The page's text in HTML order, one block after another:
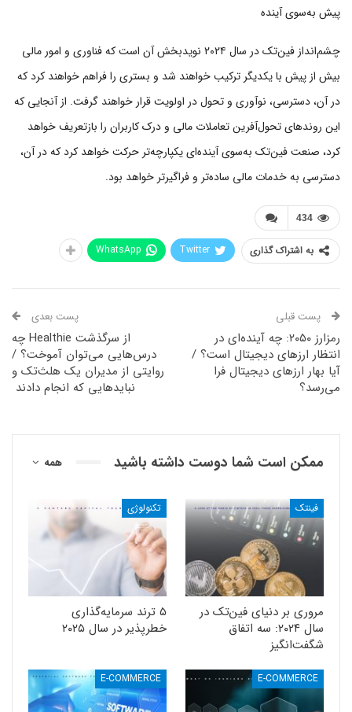
پیش به‌سوی آینده
چشم‌انداز فین‌تک در سال ۲۰۲۴ نویدبخش آن است که فناوری و امور مالی
بیش از پیش با یکدیگر ترکیب خواهند شد و بستری را فراهم خواهند کرد که
در آن، دسترسی، نوآوری و تحول در اولویت قرار خواهند گرفت. از آنجایی که
این روندهای تحول‌آفرین تعاملات مالی و درک کاربران را بازتعریف خواهد
کرد، صنعت فین‌تک به‌سوی آینده‌ای یکپارچه‌تر حرکت خواهد کرد که در آن،
دسترسی به خدمات مالی ساده‌تر و فراگیرتر خواهد بود.
434
به اشتراک گذاری Twitter
WhatsApp
پست قبلی
رمزارز ۲۰۵۰: چه آینده‌ای در
انتظار ارزهای دیجیتال است؟ /
آیا بهار ارزهای دیجیتال فرا
می‌رسد؟
پست بعدی
از سرگذشت Healthie چه
درس‌هایی می‌توان آموخت؟ /
روایتی از مدیران یک هلث‌تک و
نبایدهایی که انجام دادند
همه ممکن است شما دوست داشته باشید
فینتک
مروری بر دنیای فین‌تک در
سال ۲۰۲۴: سه اتفاق
شگفت‌انگیز
تکنولوژی
۵ ترند سرمایه‌گذاری
خطرپذیر در سال ۲۰۲۵
E-COMMERCE
E-COMMERCE